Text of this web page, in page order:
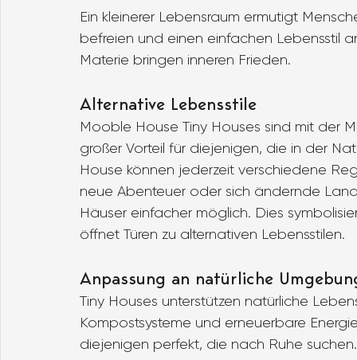
Ein kleinerer Lebensraum ermutigt
befreien und einen einfachen Lebensstil
Materie bringen inneren Frieden.
Alternative Lebensstile
Mooble House Tiny Houses sind mit der
großer Vorteil für diejenigen, die in der
House können jederzeit verschiedene
neue Abenteuer oder sich ändernde
Häuser einfacher möglich. Dies
öffnet Türen zu alternativen Lebensstilen.
Anpassung an natürliche
Tiny Houses unterstützen natürliche
Kompostsysteme und erneuerbare
diejenigen perfekt, die nach Ruhe